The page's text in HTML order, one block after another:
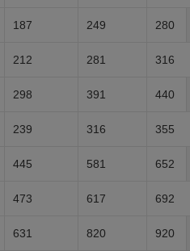
187 249 280
212 281 316
298 391 440
239 316 355
445 581 652
473 617 692
631 820 920